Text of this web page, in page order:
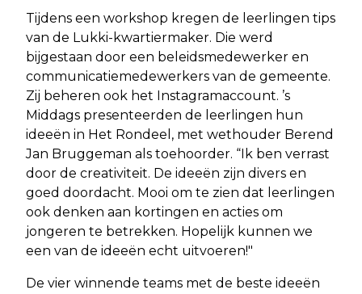
Tijdens een workshop kregen de leerlingen tips
van de Lukki-kwartiermaker. Die werd
bijgestaan door een beleidsmedewerker en
communicatiemedewerkers van de gemeente.
Zij beheren ook het Instagramaccount. ’s
Middags presenteerden de leerlingen hun
ideeën in Het Rondeel, met wethouder Berend
Jan Bruggeman als toehoorder. “Ik ben verrast
door de creativiteit. De ideeën zijn divers en
goed doordacht. Mooi om te zien dat leerlingen
ook denken aan kortingen en acties om
jongeren te betrekken. Hopelijk kunnen we
een van de ideeën echt uitvoeren!"
De vier winnende teams met de beste ideeën